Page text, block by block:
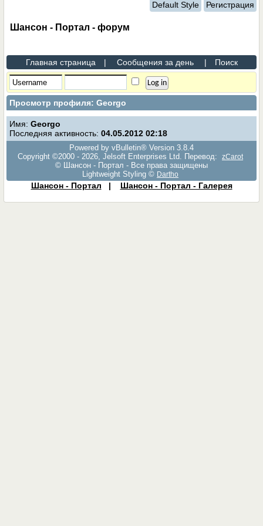
Default Style Регистрация
Шансон - Портал - форум
Главная страница | Сообщения за день | Поиск
Просмотр профиля: Georgo
Имя:Georgo
Последняя активность: 04.05.201202:18
Powered by vBulletin® Version 3.8.4
Copyright ©2000 - 2026, Jelsoft Enterprises Ltd. Перевод:
zCarot
© Шансон - Портал - Все права защищены
Lightweight Styling © Dartho
Шансон - Портал | Шансон - Портал - Галерея